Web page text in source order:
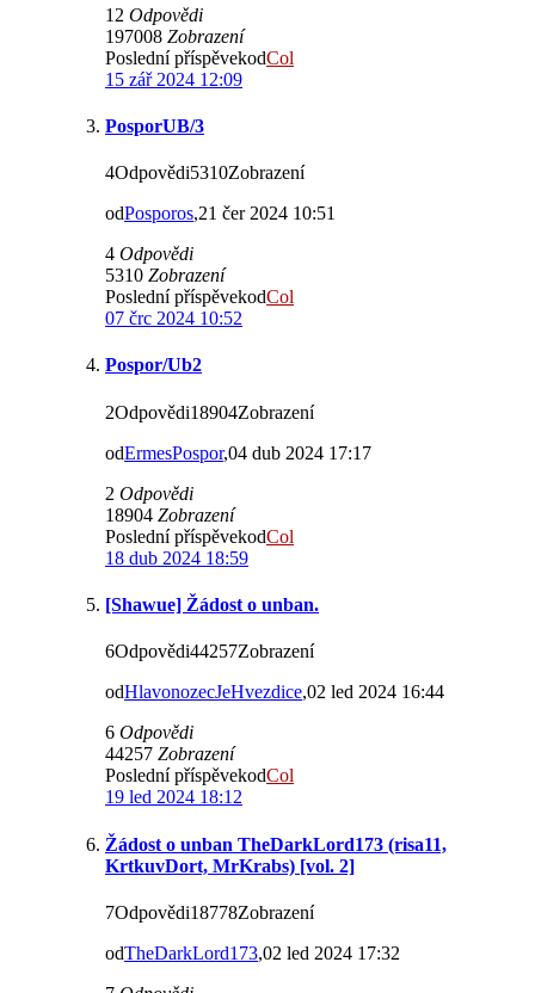
12 Odpovědi
197008 Zobrazení
Poslední příspěvekodCol
15 zář 2024 12:09
PosporUB/3
4Odpovědi5310Zobrazení
odPosporos,21 čer 2024 10:51
4 Odpovědi
5310 Zobrazení
Poslední příspěvekodCol
07 črc 2024 10:52
Pospor/Ub2
2Odpovědi18904Zobrazení
odErmesPospor,04 dub 2024 17:17
2 Odpovědi
18904 Zobrazení
Poslední příspěvekodCol
18 dub 2024 18:59
[Shawue] Žádost o unban.
6Odpovědi44257Zobrazení
odHlavonozecJeHvezdice,02 led 2024 16:44
6 Odpovědi
44257 Zobrazení
Poslední příspěvekodCol
19 led 2024 18:12
Žádost o unban TheDarkLord173 (risa11,
KrtkuvDort, MrKrabs) [vol. 2]
7Odpovědi18778Zobrazení
odTheDarkLord173,02 led 2024 17:32